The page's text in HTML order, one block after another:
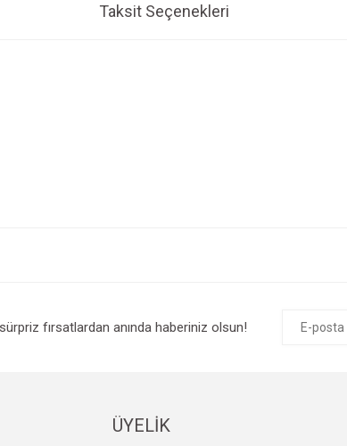
Taksit Seçenekleri
fırsatlardan anında haberiniz olsun!
ÜYELİK